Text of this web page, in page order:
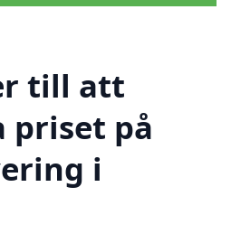
till att
priset på
i